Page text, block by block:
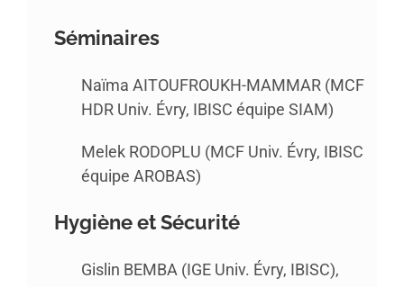
Séminaires
Naïma AITOUFROUKH-MAMMAR (MCF
HDR Univ. Évry, IBISC équipe SIAM)
Melek RODOPLU (MCF Univ. Évry, IBISC
équipe AROBAS)
Hygiène et Sécurité
Gislin BEMBA (IGE Univ. Évry, IBISC),